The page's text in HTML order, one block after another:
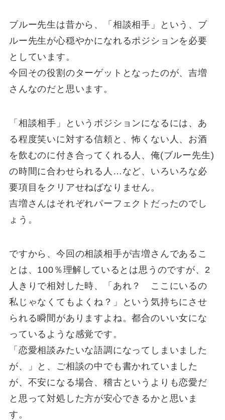
ブルー先生は昔から、「相談相手」という、ブ
ルー先生が心穏やかになれるポジションを必要
としています。
今回その役割のターゲットとなったのが、吉増
さんなのだと思います。
「相談相手」というポジションになるには、あ
る程度笑いに対する信頼と、怖くない人、お酒
を飲むのに付き合ってくれる人、俺(ブルー先生)
の時間に合わせられる人…など、いろいろな必
要項目をクリアせねばなりません。
吉増さんはそれぞれパーフェクトだったのでし
ょう。
ですから、今回の相談相手が吉増さんであるこ
とは、100％理解しているとは思うのですが、2
人きりで相対した時、「あれ？ ここにいるの
私じゃなくてもよくね？」という気持ちにさせ
られる瞬間がありますよね。都合のいい女にな
っているような感覚です。
「恋愛相談みたいな語調になってしまいました
が、」と、ご相談の中でも書かれていました
が、不安になる場合、稽古というよりも恋愛だ
と思って対処した方が安心できるかと思いま
す。